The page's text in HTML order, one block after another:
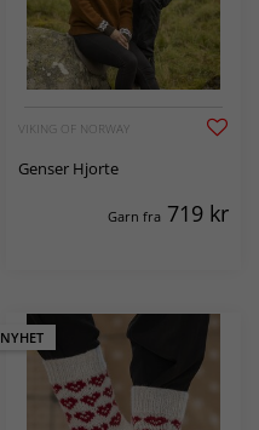
VIKING OF NORWAY
Genser Hjorte
Garn fra 719 kr
NYHET